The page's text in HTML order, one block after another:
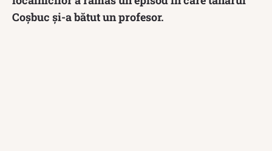
Coșbuc și-a bătut un profesor.